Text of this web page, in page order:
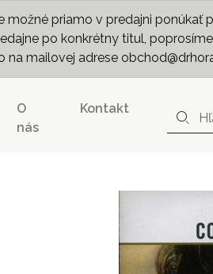
priamo v predajni
po konkrétny titul,
mailovej adrese
O
nás
Kontakt